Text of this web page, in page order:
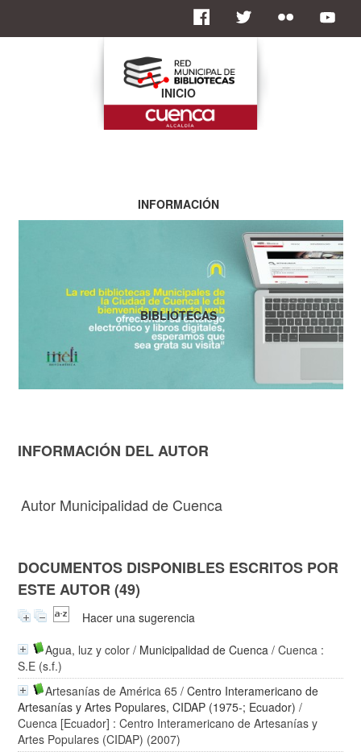
INFORMACIÓN DEL AUTOR
Autor Municipalidad de Cuenca
DOCUMENTOS DISPONIBLES ESCRITOS POR
ESTE AUTOR (49)
Hacer una sugerencia
Agua, luz y color / Municipalidad de Cuenca / Cuenca :
S.E (s.f.)
Artesanías de América 65 /Centro Interamericano de
Artesanías y Artes Populares, CIDAP (1975-; Ecuador) /
Cuenca [Ecuador] : Centro Interamericano de Artesanías y
Artes Populares (CIDAP) (2007)
INICIO
INFORMACIÓN
BIBLIOTECAS